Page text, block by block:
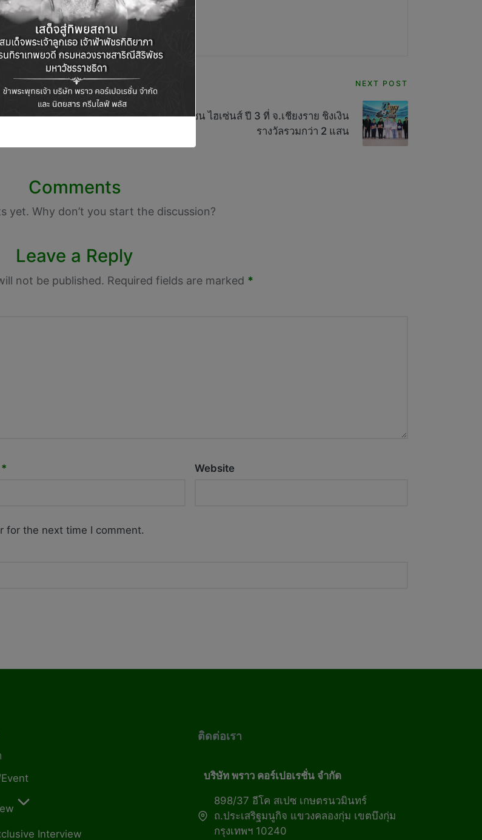
อเนื่อง เบี้ย
นสุขภาพ–
NEXT POST
จัดศึกฟุตบอลเยาวชน ไฮเซ่นส์ ปี 3 ที่ จ.เชียงราย ชิงเงิน
รางวัลรวมกว่า 2 แสน
Comments
yet. Why don’t you start the discussion?
Leave a Reply
not be published. Required fields are marked *
* Website
for the next time I comment.
Interview
ติดต่อเรา
บริษัท พราว คอร์เปอเรชั่น จำกัด
898/37 อีโค สเปซ เกษตรนวมินทร์
ถ.ประเสริฐมนูกิจ แขวงคลองกุ่ม เขตบึงกุ่ม
กรุงเทพฯ 10240